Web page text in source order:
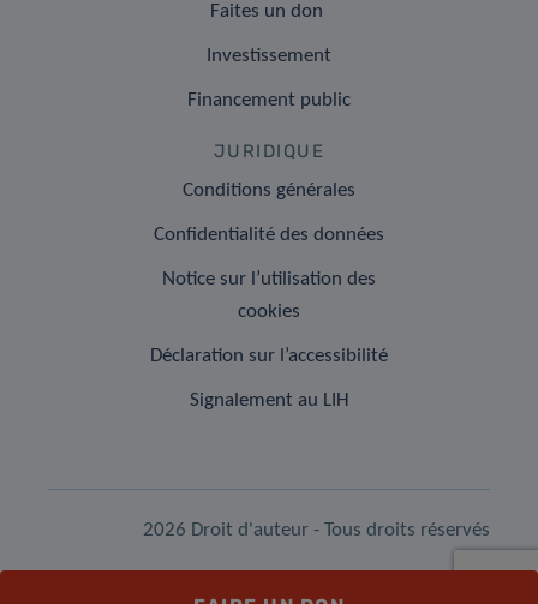
Faites un don
Investissement
Financement public
JURIDIQUE
Conditions générales
Confidentialité des données
Notice sur l’utilisation des
cookies
Déclaration sur l’accessibilité
Signalement au LIH
2026 Droit d'auteur - Tous droits réservés